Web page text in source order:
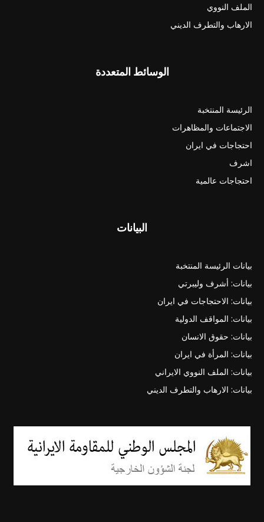
الملف النووي
الارهاب والتطرف الديني
الوسائط المتعددة
الرئيسة المنتخبة
الاجتماعات والمظاهرات
احتجاجات في ايران
اشرف
احتجاجات عالمية
البيانات
بيانات الرئيسة المنتخبة
بيانات: أشرف وليبرتي
بيانات: الاحتجاجات في ايران
بيانات: المواقف الدولية
بيانات: حقوق الانسان
بيانات: المرأة في ايران
بيانات: الملف النووي الايراني
بيانات: الارهاب والتطرف الديني